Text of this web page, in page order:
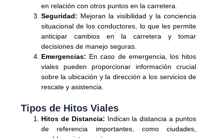
en relación con otros puntos en la carretera.
Seguridad: Mejoran la visibilidad y la conciencia
situacional de los conductores, lo que les permite
anticipar cambios en la carretera y tomar
decisiones de manejo seguras.
Emergencias: En caso de emergencia, los hitos
viales pueden proporcionar información crucial
sobre la ubicación y la dirección a los servicios de
rescate y asistencia.
Tipos de Hitos Viales
Hitos de Distancia: Indican la distancia a puntos
de referencia importantes, como ciudades,